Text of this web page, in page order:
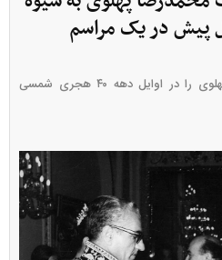
در ادامه تصویری از محمدرضا پهلوی را در اوایل دهه ۴۰ هجری شمسی